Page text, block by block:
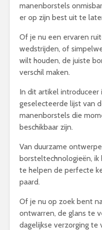
manenborstels
er op zijn best uit te
Of je nu een ervaren
wedstrijden, of
wilt houden, de juiste
verschil maken.
In dit artikel introduceer
geselecteerde lijst van
manenborstels die
beschikbaar zijn.
Van duurzame
borsteltechnologieën,
te helpen de perfecte
paard.
Of je nu op zoek bent
ontwarren, de glans te
dagelijkse verzorging te